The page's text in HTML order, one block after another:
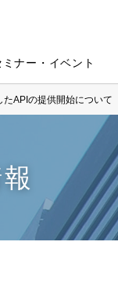
ミナー・イベント
APIの提供開始について